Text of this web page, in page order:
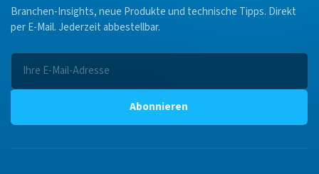
Branchen-Insights, neue Produkte und technische Tipps. Direkt
per E-Mail. Jederzeit abbestellbar.
Abonnieren